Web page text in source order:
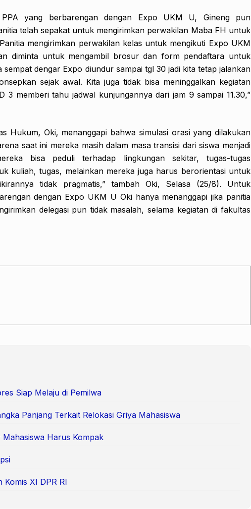
yang berbarengan dengan Expo UKM U, Gineng pun
telah sepakat untuk mengirimkan perwakilan Maba FH untuk
mengirimkan perwakilan kelas untuk mengikuti Expo UKM
diminta untuk mengambil brosur dan form pendaftara untuk
dengar Expo diundur sampai tgl 30 jadi kita tetap jalankan
sejak awal. Kita juga tidak bisa meninggalkan kegiatan
3 memberi tahu jadwal kunjungannya dari jam 9 sampai 11.30,”
Hukum, Oki, menanggapi bahwa simulasi orasi yang dilakukan
saat ini mereka masih dalam masa transisi dari siswa menjadi
bisa peduli terhadap lingkungan sekitar, tugas-tugas
kuliah, tugas, melainkan mereka juga harus berorientasi untuk
tidak pragmatis,” tambah Oki, Selasa (25/8). Untuk
dengan Expo UKM U Oki hanya menanggapi jika panitia
delegasi pun tidak masalah, selama kegiatan di fakultas
Siap Melaju di Pemilwa
Panjang Terkait Relokasi Griya Mahasiswa
Harus Kompak
XI DPR RI